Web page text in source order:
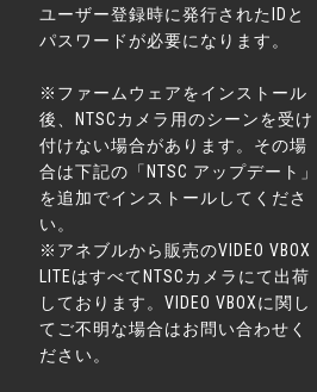
ユーザー登録時に発行されたIDと
パスワードが必要になります。
※ファームウェアをインストール
後、NTSCカメラ用のシーンを受け
付けない場合があります。その場
合は下記の「NTSC アップデート」
を追加でインストールしてくださ
い。
※アネブルから販売のVIDEO VBOX
LITEはすべてNTSCカメラにて出荷
しております。VIDEO VBOXに関し
てご不明な場合はお問い合わせく
ださい。